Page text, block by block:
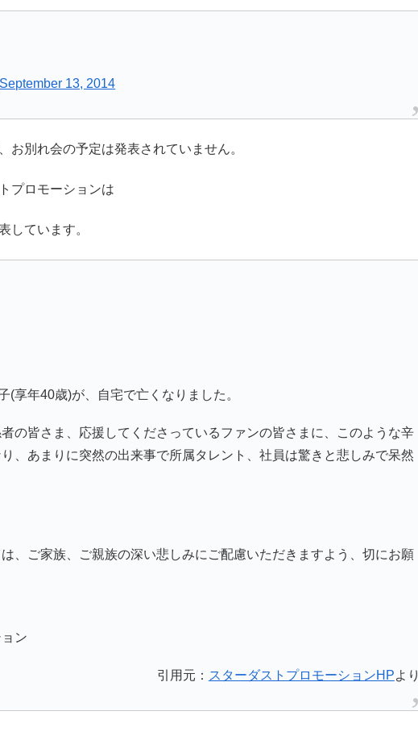
September 13, 2014
お別れ会の予定は発表されていません。
プロモーションは
しています。
(享年40歳)が、自宅で亡くなりました。
の皆さま、応援してくださっているファンの皆さまに、このような辛
、あまりに突然の出来事で所属タレント、社員は驚きと悲しみで呆然
、ご家族、ご親族の深い悲しみにご配慮いただきますよう、切にお願
ン
引用元： スターダストプロモーションHPより